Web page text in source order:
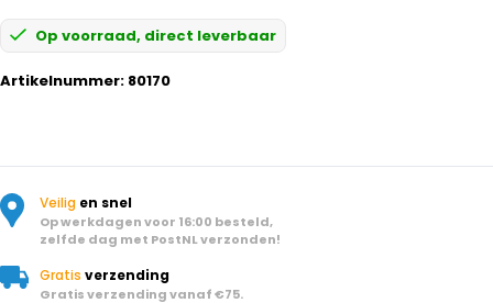
Op voorraad, direct leverbaar
Artikelnummer: 80170
Veilig en snel
Op werkdagen voor 16:00 besteld,
zelfde dag met PostNL verzonden!
Gratis verzending
Gratis verzending vanaf €75.